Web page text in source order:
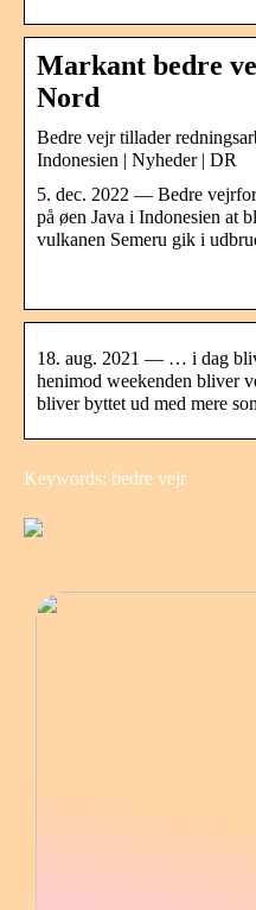
Markant bedre
Nord
Bedre vejr tillader
Indonesien | Nyheder | DR
5. dec. 2022 — Bedre
på øen Java i Indonesien at
vulkanen Semeru gik i
18. aug. 2021 — … i dag
henimod weekenden bliver
bliver byttet ud med mere
Keywords: bedre vejr